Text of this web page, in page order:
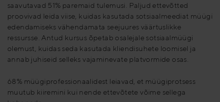
saavutavad 51% paremaid tulemusi. Paljud ettevõtted
proovivad leida viise, kuidas kasutada sotsiaalmeediat müügi
edendamiseks vähendamata seejuures väärtuslikke
ressursse. Antud kursus õpetab osalejale sotsiaalmüügi
olemust, kuidas seda kasutada kliendisuhete loomisel ja
annab juhiseid selleks vajaminevate platvormide osas.
68% müügiprofessionaalidest leiavad, et müügiprotsess
muutub kiiremini kui nende ettevõtete võime sellega